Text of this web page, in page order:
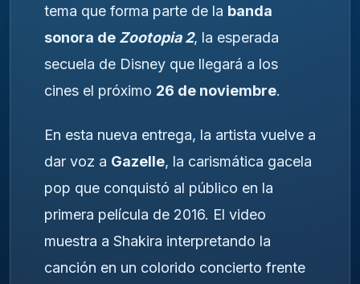
tema que forma parte de la banda
sonora de Zootopia 2, la esperada
secuela de Disney que llegará a los
cines el próximo 26 de noviembre.
En esta nueva entrega, la artista vuelve a
dar voz a Gazelle, la carismática gacela
pop que conquistó al público en la
primera película de 2016. El video
muestra a Shakira interpretando la
canción en un colorido concierto frente